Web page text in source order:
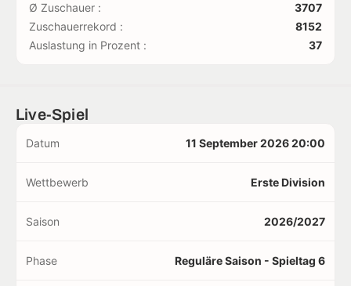
Ø Zuschauer :
3707
Zuschauerrekord :
8152
Auslastung in Prozent :
37
Live-Spiel
Datum 11 September 2026 20:00
Wettbewerb Erste Division
Saison 2026/2027
Phase Reguläre Saison - Spieltag 6